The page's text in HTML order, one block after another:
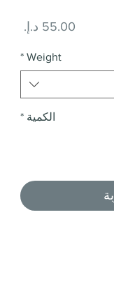
Weight
*
الكمية *